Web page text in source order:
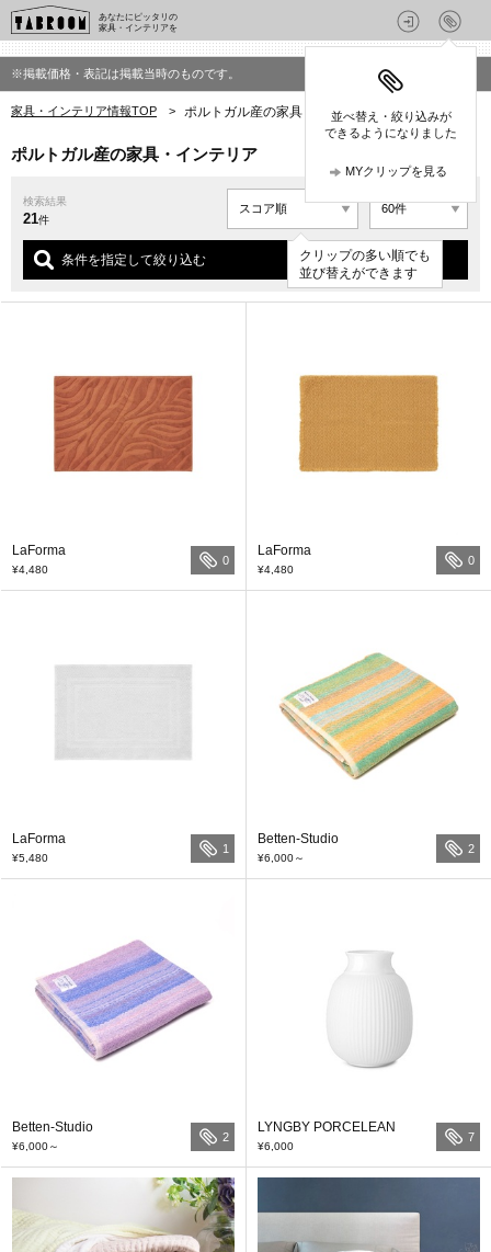
あなたにピッタリの
家具・インテリアを
並べ替え・絞り込みが
できるようになりました
MYクリップを見る
※掲載価格・表記は掲載当時のものです。
家具・インテリア情報TOP > ポルトガル産の家具・インテリア
ポルトガル産の家具・インテリア
検索結果
21件
クリップの多い順でも
並び替えができます
条件を指定して絞り込む
LaForma
¥4,480
0
LaForma
¥4,480
0
LaForma
¥5,480
1
Betten-Studio
¥6,000～
2
Betten-Studio
¥6,000～
2
LYNGBY PORCELEAN
¥6,000
7